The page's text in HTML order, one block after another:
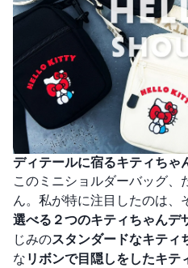
ディテールに宿るキティちゃ
このミニショルダーバッグ、
ん。私が特に注目したのは、
選べる２つのキティちゃんデ
じみのスタンダードなキティ
な リボンで目隠しをしたキテ